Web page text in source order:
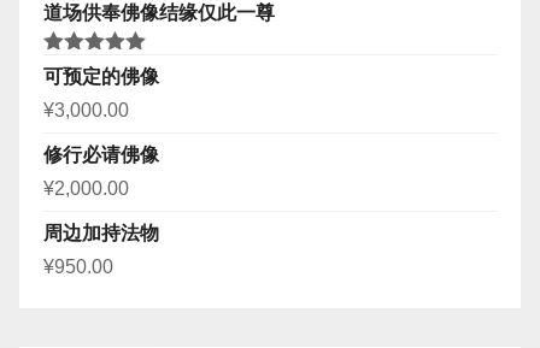
道场供奉佛像结缘仅此一尊
评分5.00
&sol; 5
可预定的佛像
¥3,000.00
修行必请佛像
¥2,000.00
周边加持法物
¥950.00